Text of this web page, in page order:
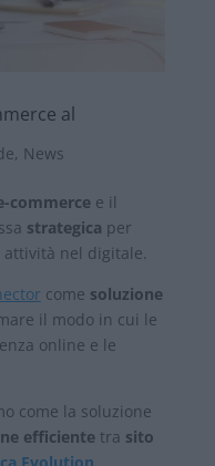
al
, News
commercee il
strategica per
nel digitale.
come soluzione
il modo in cui le
online e le
come la soluzione
efficientetra sito